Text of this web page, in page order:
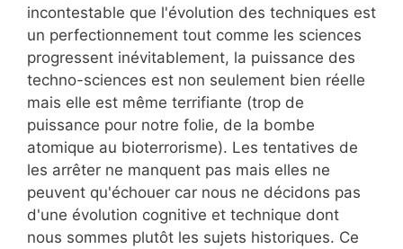
incontestable que l'évolution des techniques est
un perfectionnement tout comme les sciences
progressent inévitablement, la puissance des
techno-sciences est non seulement bien réelle
mais elle est même terrifiante (trop de
puissance pour notre folie, de la bombe
atomique au bioterrorisme). Les tentatives de
les arrêter ne manquent pas mais elles ne
peuvent qu'échouer car nous ne décidons pas
d'une évolution cognitive et technique dont
nous sommes plutôt les sujets historiques. Ce